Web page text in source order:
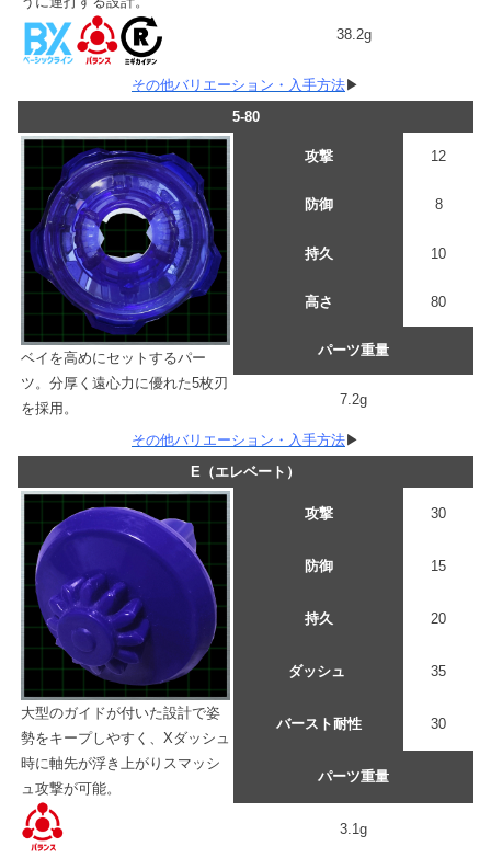
38.2g
その他バリエーション・入手方法▶
5-80
ベイを高めにセットするパー
ツ。分厚く遠心力に優れた5枚刃
を採用。
攻撃 12
防御 8
持久 10
高さ 80
パーツ重量
7.2g
その他バリエーション・入手方法▶
E（エレベート）
大型のガイドが付いた設計で姿
勢をキープしやすく、Xダッシュ
時に軸先が浮き上がりスマッシ
ュ攻撃が可能。
攻撃 30
防御 15
持久 20
ダッシュ 35
バースト耐性 30
パーツ重量
3.1g